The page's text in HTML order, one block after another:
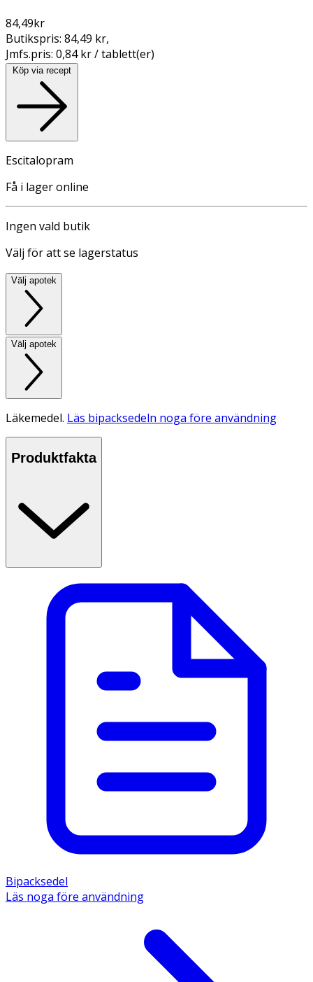
84,49kr
Butikspris: 84,49 kr,
Jmfs.pris: 0,84 kr / tablett(er)
Köp via recept
Escitalopram
Få i lager online
Ingen vald butik
Välj för att se lagerstatus
Välj apotek
Välj apotek
Läkemedel. Läs bipacksedeln noga före användning
Produktfakta
Bipacksedel
Läs noga före användning